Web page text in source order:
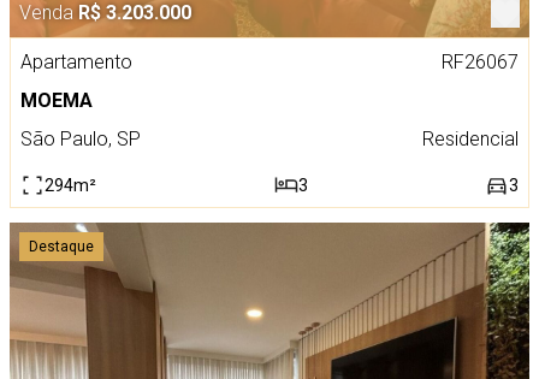
Venda R$ 3.203.000
Apartamento
RF26067
MOEMA
São Paulo, SP
Residencial
294m² 3 3
Destaque